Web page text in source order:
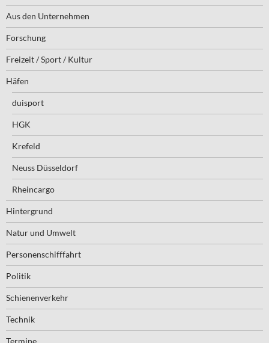
Aus den Unternehmen
Forschung
Freizeit / Sport / Kultur
Häfen
duisport
HGK
Krefeld
Neuss Düsseldorf
Rheincargo
Hintergrund
Natur und Umwelt
Personenschifffahrt
Politik
Schienenverkehr
Technik
Termine